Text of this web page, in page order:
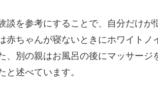
談を参考にすることで、自分だけが
赤ちゃんが寝ないときにホワイト
、別の親はお風呂の後にマッサー
と述べています。